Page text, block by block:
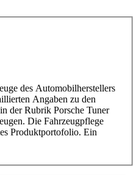
des Automobilherstellers
Angaben zu den
der Rubrik Porsche Tuner
Die Fahrzeugpflege
Produktportofolio. Ein